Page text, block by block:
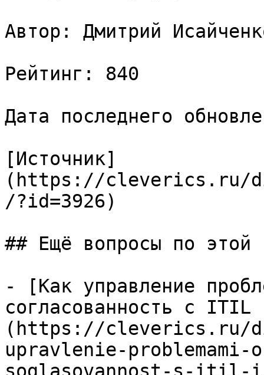
Автор: Дмитрий
Рейтинг: 840
Дата последнего
[Источник]
(https://cleverics.ru/
/?id=3926)
## Ещё вопросы по этой
- [Как управление
согласованность с ITIL
(https://cleverics.ru/
upravlenie-problemami-